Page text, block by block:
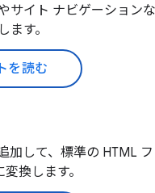
サイト ナビゲーション
ます。
を読む
加して、標準の HTML
換します。